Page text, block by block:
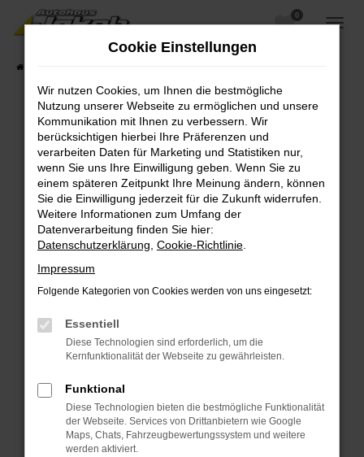
Zum
Hauptinhalt
0
Fehler: Network Error
Beim Laden ist ein Fehler aufgetreten.
Hier sind ein paar Tipps, die dir helfen können:
Überprüfe deine Firewall und deine
Internetverbindung.
Laden andere Webseiten, zum Beispiel deine
Suchmaschine?
Prüfe deine Browsererweiterungen.
Manche Erweiterungen, wie Werbeblocker,
können das Laden bestimmter Seiten
verhindern. Funktioniert die Seite in einem
Fenster?
Starte dein Gerät neu.
Das kann manchmal helfen, vorübergehende
Probleme zu beheben.
Cookie Einstellungen
Wir nutzen Cookies, um Ihnen die bestmögliche
Nutzung unserer Webseite zu ermöglichen und unsere
Kommunikation mit Ihnen zu verbessern. Wir
berücksichtigen hierbei Ihre Präferenzen und
verarbeiten Daten für Marketing und Statistiken nur,
wenn Sie uns Ihre Einwilligung geben. Wenn Sie zu
einem späteren Zeitpunkt Ihre Meinung ändern, können
Sie die Einwilligung jederzeit für die Zukunft widerrufen.
Weitere Informationen zum Umfang der
Datenverarbeitung finden Sie hier:
Datenschutzerklärung Cookie-Richtlinie
Impressum
Folgende Kategorien von Cookies werden von uns eingesetzt:
Essentiell
Diese Technologien sind erforderlich, um die
Kernfunktionalität der Webseite zu gewährleisten.
Funktional
Diese Technologien bieten die bestmögliche Funktionalität
der Webseite. Services von Drittanbietern wie Google
Maps, Chats, Fahrzeugbewertungssystem und weitere
werden aktiviert.